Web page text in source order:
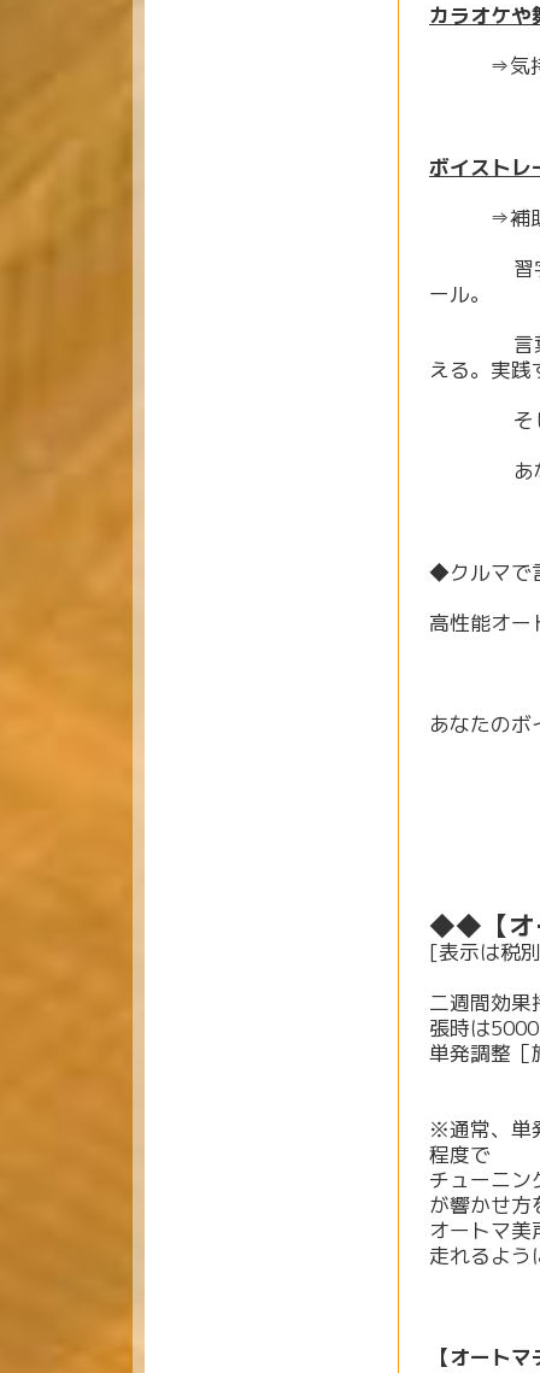
カラオケや
⇒気持ち
ボイストレ
⇒補助輪
習字で
ール。
言葉で
える。実践
そして
あなた
◆クルマで
高性能オー
あなたのボ
◆◆【オ
[表示は税
二週間効
張時は
単発調整
※通常、単
程度で
チューニン
が響かせ方
オートマ美
走れるよう
【オート